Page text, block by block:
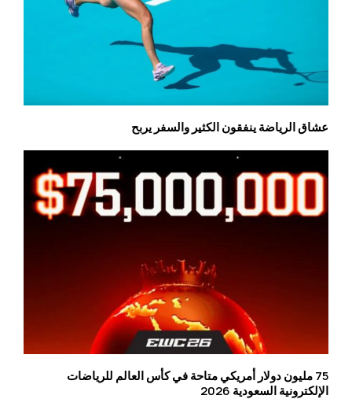
عشاق الرياضة ينفقون الكثير والسفر يربح
75 مليون دولار أمريكي متاحة في كأس العالم للرياضات
الإلكترونية السعودية 2026